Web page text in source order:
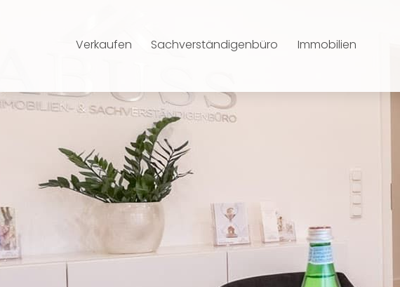
Verkaufen Sachverständigenbüro Immobilien